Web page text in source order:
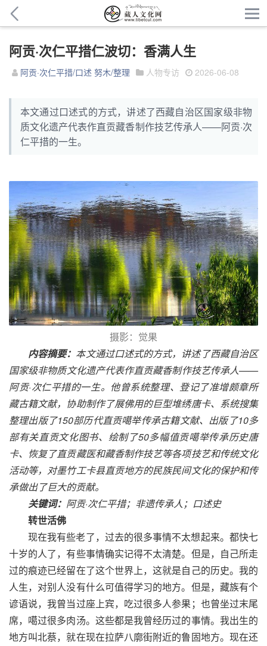
阿贡·次仁平措仁波切：香满人生
阿贡·次仁平措/口述 努木/整理 人物专访 2026-06-08
本文通过口述式的方式，讲述了西藏自治区国家级非物
质文化遗产代表作直贡藏香制作技艺传承人——阿贡·次
仁平措的一生。
摄影：觉果
内容摘要： 本文通过口述式的方式，讲述了西藏自治区
国家级非物质文化遗产代表作直贡藏香制作技艺传承人——
阿贡·次仁平措的一生。他曾系统整理、登记了准增颇章所
藏古籍文献，协助制作了展佛用的巨型堆绣唐卡、系统搜集
整理出版了150部历代直贡噶举传承古籍文献、出版了10多
部有关直贡文化图书、绘制了50多幅值贡噶举传承历史唐
卡、恢复了直贡藏医和藏香制作技艺等各项技艺和传统文化
活动等，对墨竹工卡县直贡地方的民族民间文化的保护和传
承做出了巨大的贡献。
关键词： 阿贡·次仁平措；非遗传承人；口述史
转世活佛
现在我有些老了，过去的很多事情不太想起来。都快七
十岁的人了，有些事情确实记得不太清楚。但是，自己所走
过的痕迹已经留在了这个世界上，这就是自己的历史。我的
人生，对别人没有什么可值得学习的地方。但是，藏族有个
谚语说，我曾当过座上宾，吃过很多人参果；也曾坐过末尾
席，噶过很多肉汤。这些都是我曾经历过的事情。我出生的
地方叫北蔡，就在现在拉萨八廓街附近的鲁固地方。现在还